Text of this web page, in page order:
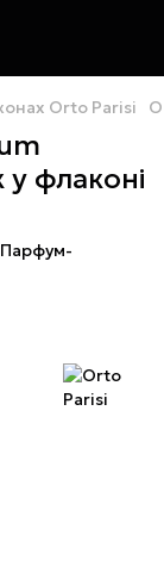
Orto Parisi
флаконі